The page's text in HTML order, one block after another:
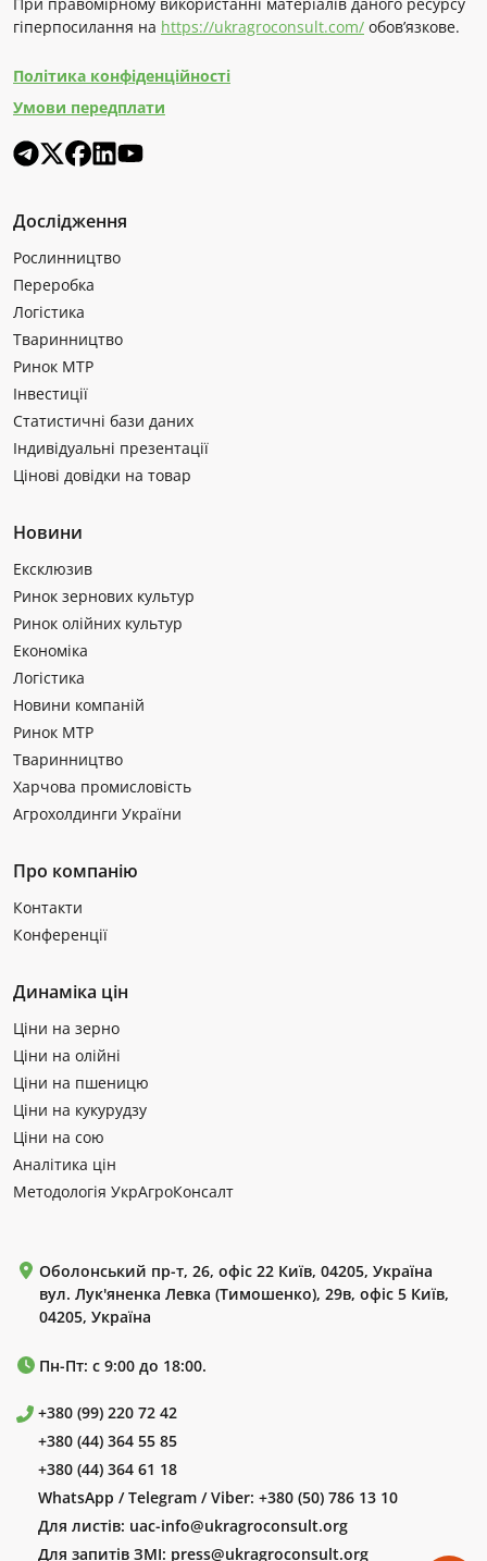
гіперпосилання на https://ukragroconsult.com/ обов’язкове.
Політика конфіденційності
Умови передплати
Дослідження
Рослинництво
Переробка
Логістика
Тваринництво
Ринок МТР
Інвестиції
Статистичні бази даних
Індивідуальні презентації
Цінові довідки на товар
Новини
Ексклюзив
Ринок зернових культур
Ринок олійних культур
Економіка
Логістика
Новини компаній
Ринок МТР
Тваринництво
Харчова промисловість
Агрохолдинги України
Про компанію
Контакти
Конференції
Динаміка цін
Ціни на зерно
Ціни на олійні
Ціни на пшеницю
Ціни на кукурудзу
Ціни на сою
Аналітика цін
Методологія УкрАгроКонсалт
Оболонський пр-т, 26, офіс 22 Київ, 04205, Україна
вул. Лук'яненка Левка (Тимошенко), 29в, офіс 5 Київ,
04205, Україна
Пн-Пт: с 9:00 до 18:00.
+380 (99) 220 72 42
+380 (44) 364 55 85
+380 (44) 364 61 18
WhatsApp / Telegram / Viber: +380 (50) 786 13 10
Для листів: uac-info@ukragroconsult.org
Для запитів ЗМІ: press@ukragroconsult.org